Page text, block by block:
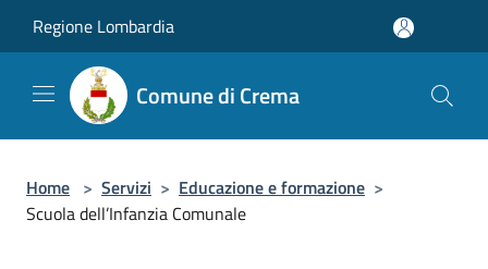
Regione Lombardia
Comune di Crema
Home > Servizi > Educazione e formazione >
Scuola dell’Infanzia Comunale